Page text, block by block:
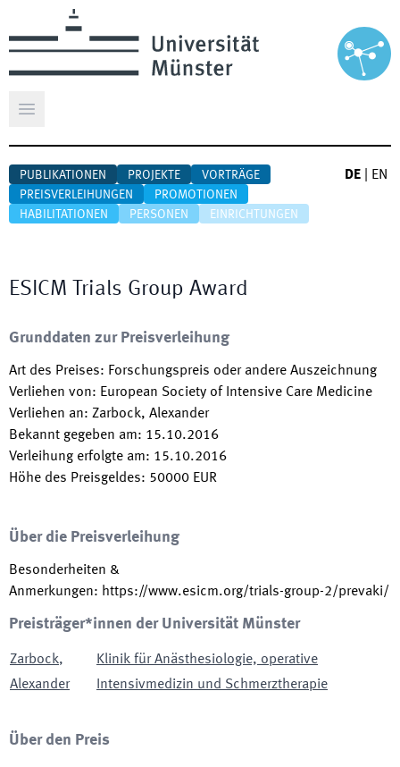
Hauptmenü öffnen
PUBLIKATIONEN PROJEKTE
VORTRÄGE
PREISVERLEIHUNGEN
PROMOTIONEN
HABILITATIONEN
PERSONEN EINRICHTUNGEN
DE EN
ESICM Trials Group Award
Grunddaten zur Preisverleihung
Art des Preises: Forschungspreis oder andere Auszeichnung
Verliehen von: European Society of Intensive Care Medicine
Verliehen an: Zarbock, Alexander
Bekannt gegeben am: 15.10.2016
Verleihung erfolgte am: 15.10.2016
Höhe des Preisgeldes: 50000 EUR
Über die Preisverleihung
Besonderheiten &
Anmerkungen: https://www.esicm.org/trials-group-2/prevaki/
Preisträger*innen der Universität Münster
Zarbock,
Alexander
Klinik für Anästhesiologie, operative
Intensivmedizin und Schmerztherapie
Über den Preis